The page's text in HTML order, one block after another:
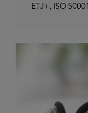
ETJ+, ISO 50001